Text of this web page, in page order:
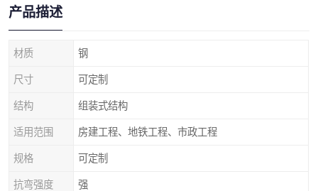
产品描述
材质 钢
尺寸 可定制
结构 组装式结构
适用范围 房建工程、地铁工程、市政工程
规格 可定制
抗弯强度 强